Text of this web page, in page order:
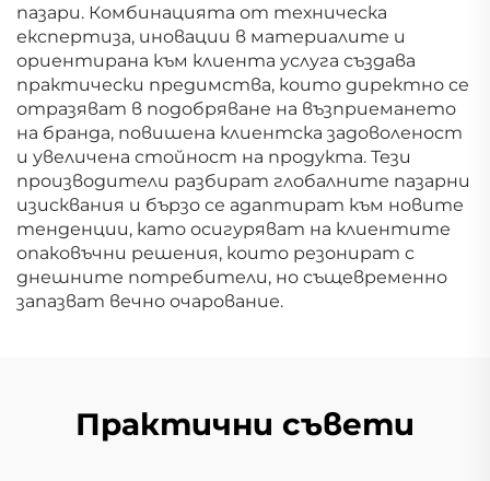
пазари. Комбинацията от техническа
експертиза, иновации в материалите и
ориентирана към клиента услуга създава
практически предимства, които директно се
отразяват в подобряване на възприемането
на бранда, повишена клиентска задоволеност
и увеличена стойност на продукта. Тези
производители разбират глобалните пазарни
изисквания и бързо се адаптират към новите
тенденции, като осигуряват на клиентите
опаковъчни решения, които резонират с
днешните потребители, но същевременно
запазват вечно очарование.
Практични съвети